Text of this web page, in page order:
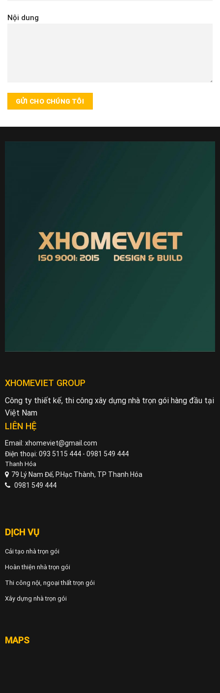
Nội dung
XHOMEVIET GROUP
Công ty thiết kế, thi công xây dựng nhà trọn gói hàng đầu tại
Việt Nam
LIÊN HỆ
Email: xhomeviet@gmail.com
Điện thoại: 093 5115 444 - 0981 549 444
Thanh Hóa
79 Lý Nam Đế, P.Hạc Thành, TP Thanh Hóa
0981 549 444
DỊCH VỤ
Cải tạo nhà trọn gói
Hoàn thiện nhà trọn gói
Thi công nội, ngoại thất trọn gói
Xây dựng nhà trọn gói
MAPS